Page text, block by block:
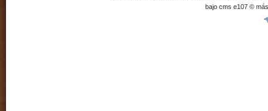
bajo cms e107 ©